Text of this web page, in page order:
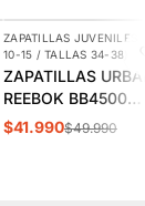
-16%
ZAPATILLAS JUVENILES
10-15 / TALLAS 34-38)
ZAPATILLAS
REEBOK BB4500
COURT
$41.990$49.990